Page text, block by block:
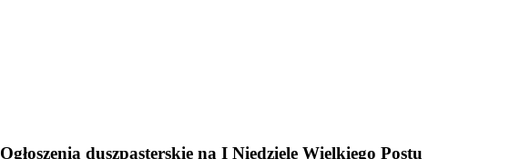
Ogłoszenia duszpasterskie na I Niedzielę Wielkiego Postu